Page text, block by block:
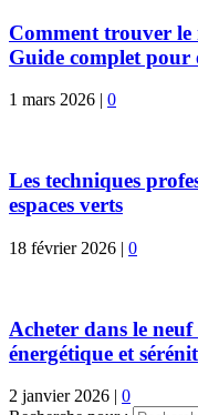
Comment trouver
Guide complet pour
1 mars 2026 | 0
Les techniques
espaces verts
18 février 2026 | 0
Acheter dans le
énergétique et
2 janvier 2026 | 0